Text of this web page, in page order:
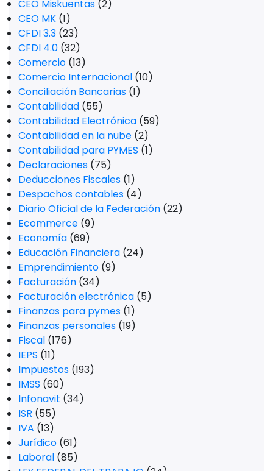
CEO Miskuentas (2)
CEO MK (1)
CFDI 3.3 (23)
CFDI 4.0 (32)
Comercio (13)
Comercio Internacional (10)
Conciliación Bancarias (1)
Contabilidad (55)
Contabilidad Electrónica (59)
Contabilidad en la nube (2)
Contabilidad para PYMES (1)
Declaraciones (75)
Deducciones Fiscales (1)
Despachos contables (4)
Diario Oficial de la Federación (22)
Ecommerce (9)
Economía (69)
Educación Financiera (24)
Emprendimiento (9)
Facturación (34)
Facturación electrónica (5)
Finanzas para pymes (1)
Finanzas personales (19)
Fiscal (176)
IEPS (11)
Impuestos (193)
IMSS (60)
Infonavit (34)
ISR (55)
IVA (13)
Jurídico (61)
Laboral (85)